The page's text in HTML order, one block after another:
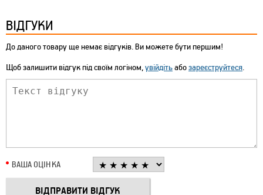
ВІДГУКИ
До даного товару ще немає відгуків. Ви можете бути першим!
Щоб залишити відгук під своїм логіном,увійдітьабозареєструйтеся.
ВАША ОЦІНКА